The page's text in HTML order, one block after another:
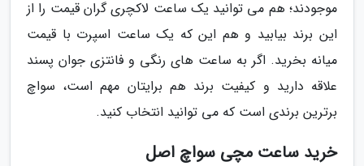
موجودند؛ هم می توانید یک ساعت لاکچری گران قیمت را از
این برند بیابید و هم این که یک ساعت اسپرت با قیمت
میانه بخرید. اگر به ساعت های رنگی و فانتزی جوان پسند
علاقه دارید و کیفیت برند هم برایتان مهم است، سواچ
برترین برندی است که می توانید انتخاب کنید.
خرید ساعت مچی سواچ اصل